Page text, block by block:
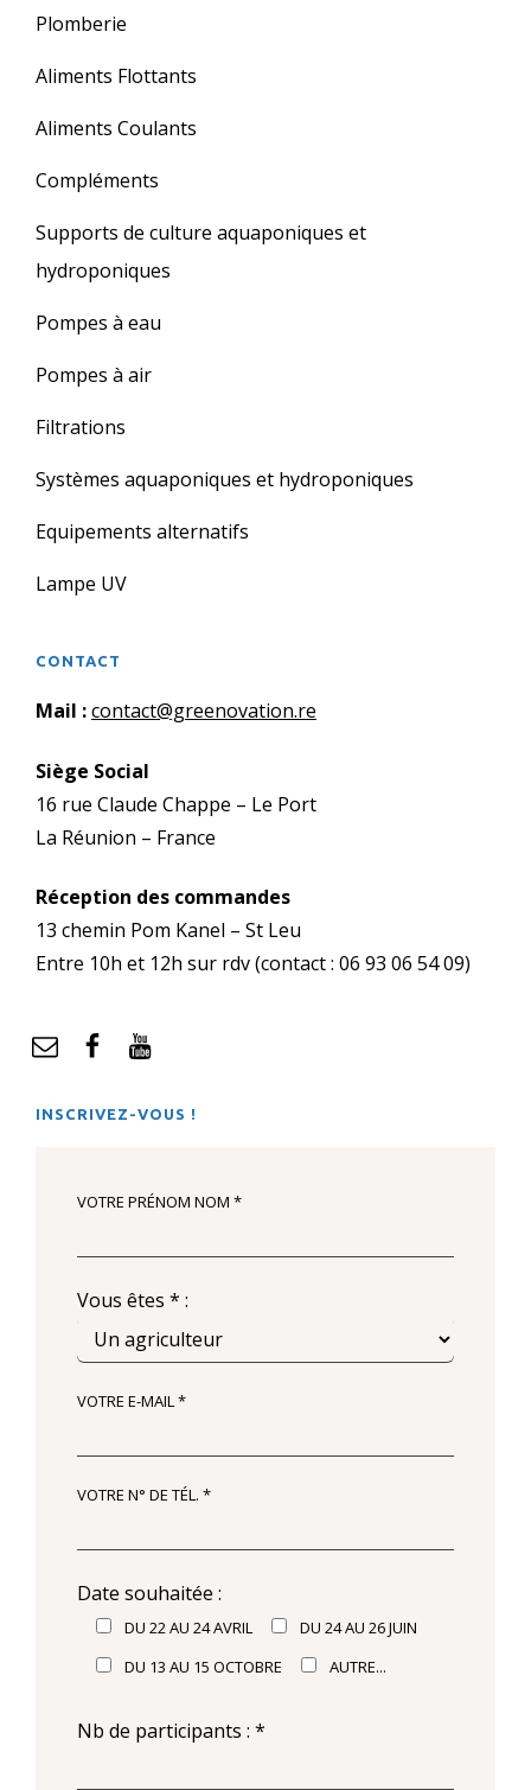
Plomberie
Aliments Flottants
Aliments Coulants
Compléments
Supports de culture aquaponiques et
hydroponiques
Pompes à eau
Pompes à air
Filtrations
Systèmes aquaponiques et hydroponiques
Equipements alternatifs
Lampe UV
CONTACT
Mail :contact@greenovation.re
Siège Social
16 rue Claude Chappe – Le Port
La Réunion – France
Réception des commandes
13 chemin Pom Kanel – St Leu
Entre 10h et 12h sur rdv (contact : 06 93 06 54 09)
mail FacebookYouTube
INSCRIVEZ-VOUS !
VOTRE PRÉNOM NOM *
Vous êtes * :
VOTRE E-MAIL *
VOTRE N° DE TÉL. *
Date souhaitée :
DU 22 AU 24 AVRIL
DU 24 AU 26 JUIN
DU 13 AU 15 OCTOBRE
AUTRE...
Nb de participants : *